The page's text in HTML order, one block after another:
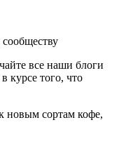
все наши блоги
курсе того, что
новым сортам кофе,